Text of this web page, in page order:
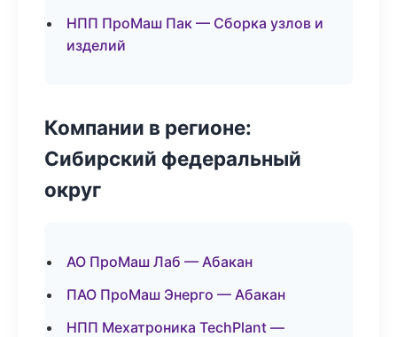
НПП ПроМаш Пак — Сборка узлов и
изделий
Компании в регионе:
Сибирский федеральный
округ
АО ПроМаш Лаб — Абакан
ПАО ПроМаш Энерго — Абакан
НПП Мехатроника TechPlant —